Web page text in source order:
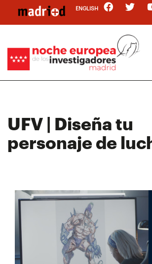
contenido
ENGLISH
UFV | Diseña tu
personaje de